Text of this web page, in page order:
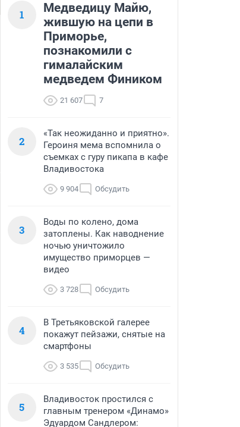
1
Медведицу Майю,
жившую на цепи в
Приморье,
познакомили с
гималайским
медведем Фиником
21 607 7
2
«Так неожиданно и приятно».
Героиня мема вспомнила о
съемках с гуру пикапа в кафе
Владивостока
9 904 Обсудить
3
Воды по колено, дома
затоплены. Как наводнение
ночью уничтожило
имущество приморцев —
видео
3 728 Обсудить
4
В Третьяковской галерее
покажут пейзажи, снятые на
смартфоны
3 535 Обсудить
5
Владивосток простился с
главным тренером «Динамо»
Эдуардом Сандлером: